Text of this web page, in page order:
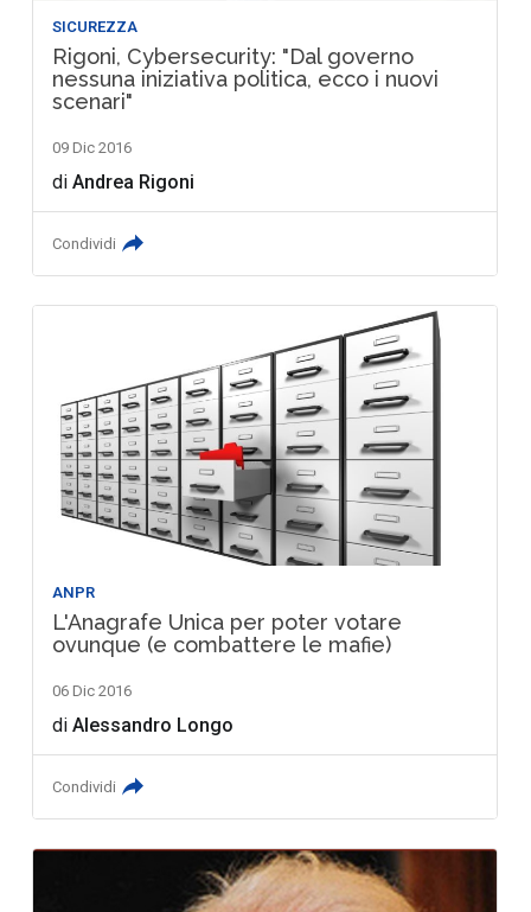
SICUREZZA
Rigoni, Cybersecurity: "Dal governo
nessuna iniziativa politica, ecco i nuovi
scenari"
09 Dic 2016
diAndrea Rigoni
Condividi
ANPR
L'Anagrafe Unica per poter votare
ovunque (e combattere le mafie)
06 Dic 2016
diAlessandro Longo
Condividi